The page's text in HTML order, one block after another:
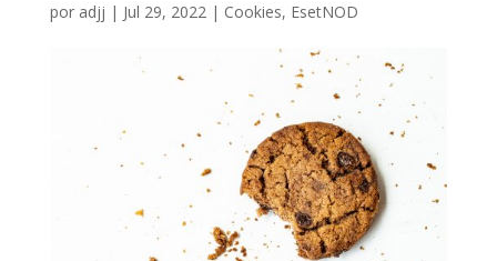
por adjj | Jul 29, 2022| Cookies, EsetNOD